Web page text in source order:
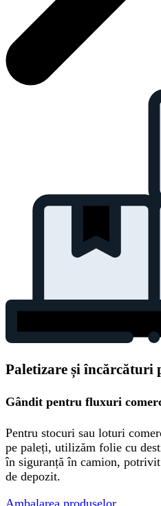
Paletizare și încărcături
Gândit pentru fluxuri
Pentru stocuri sau loturi
pe paleți, utilizăm folie cu
în siguranță în camion,
de depozit.